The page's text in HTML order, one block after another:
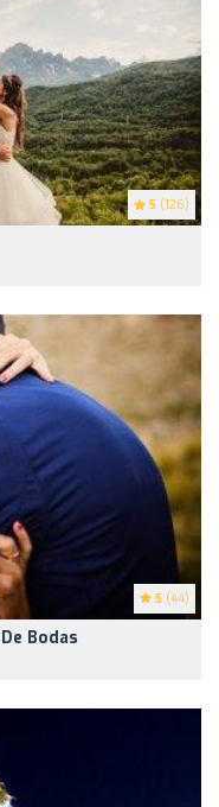
5 (126)
5 (44)
Bodas